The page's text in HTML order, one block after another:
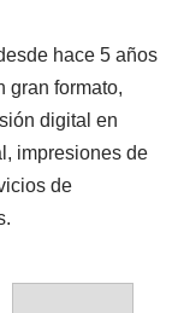
hace 5 años
gran formato,
digital en
impresiones de
de